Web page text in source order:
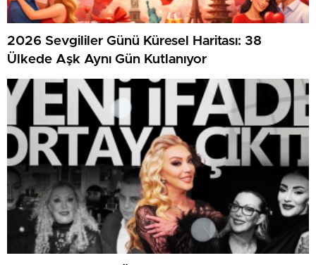
2026 Sevgililer Günü Küresel Haritası: 38
Ülkede Aşk Aynı Gün Kutlanıyor